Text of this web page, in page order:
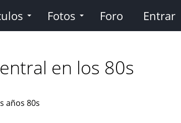
Fotos Foro Entrar
en los 80s
años 80s